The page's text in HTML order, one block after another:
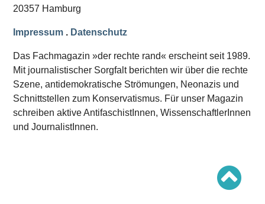
Ausgaben Übersicht
Ausgabe 220
Ausgabe 219
Ausgabe 217
Ausgabe 216
20357 Hamburg
Impressum . Datenschutz
Das Fachmagazin »der rechte rand« erscheint seit 1989.
Mit journalistischer Sorgfalt berichten wir über die rechte
Szene, antidemokratische Strömungen, Neonazis und
Schnittstellen zum Konservatismus. Für unser Magazin
schreiben aktive AntifaschistInnen, WissenschaftlerInnen
und JournalistInnen.